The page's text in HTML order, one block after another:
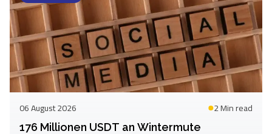
06 August 2026 2 Minread
176 Millionen USDT an Wintermute